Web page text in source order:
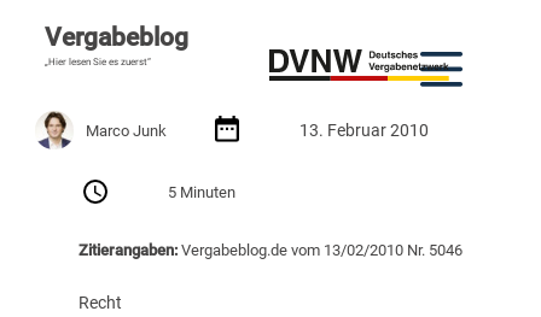
Vergabeblog
„Hier lesen Sie es zuerst“
Marco Junk 13. Februar 2010
5 Minuten
Zitierangaben:Vergabeblog.de vom 13/02/2010 Nr. 5046
Recht